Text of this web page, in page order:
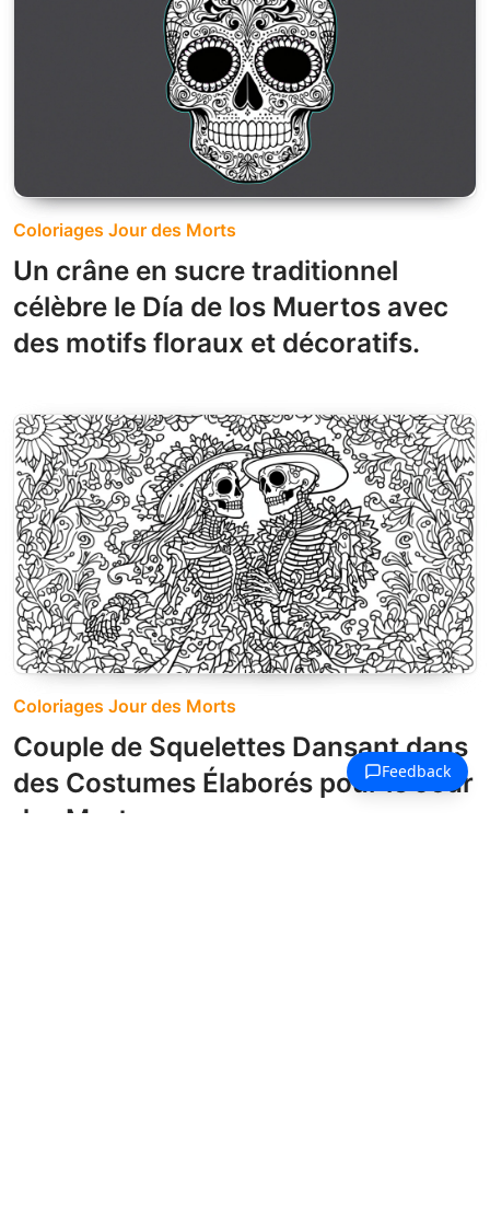
Coloriages Jour des Morts
Un crâne en sucre traditionnel
célèbre le Día de los Muertos avec
des motifs floraux et décoratifs.
Coloriages Jour des Morts
Couple de Squelettes Dansant dans
des Costumes Élaborés pour le Jour
des Morts